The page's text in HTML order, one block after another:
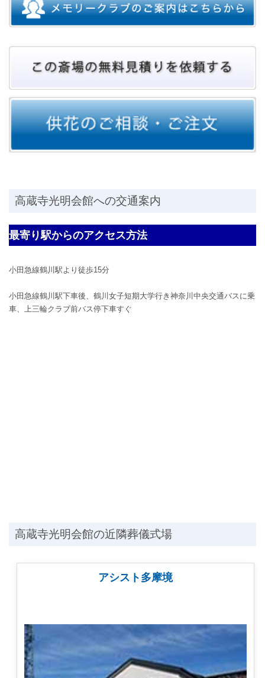
高蔵寺光明会館への交通案内
最寄り駅からのアクセス方法
小田急線鶴川駅より徒歩15分
小田急線鶴川駅下車後、鶴川女子短期大学行き神奈川中央交通バスに乗
車、上三輪クラブ前バス停下車すぐ
高蔵寺光明会館の近隣葬儀式場
アシスト多摩境